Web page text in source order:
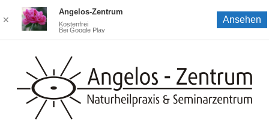
✕
Angelos-Zentrum
Kostenfrei
Bei Google Play
Ansehen